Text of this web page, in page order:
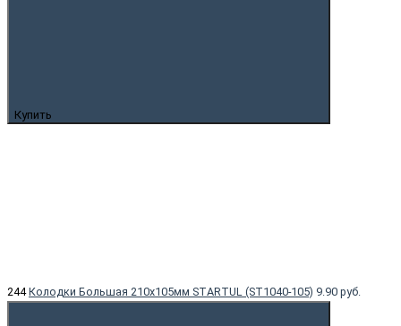
Купить
244 Колодки Большая 210x105мм STARTUL (ST1040-105) 9.90 руб.